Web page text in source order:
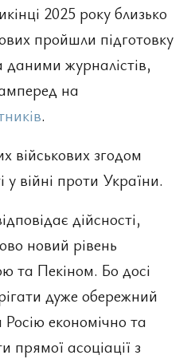
2025 року близько
пройшли підготовку
журналістів,
на
.
військових згодом
у війні проти України.
дійсності,
новий рівень
та Пекіном. Бо досі
дуже обережний
економічно та
прямої асоціації з